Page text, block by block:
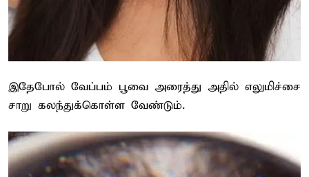
இதேபோல் வேப்பம் பூவை அரைத்து அதில் எலுமிச்சை
சாறு கலந்துக்கொள்ள வேண்டும்.